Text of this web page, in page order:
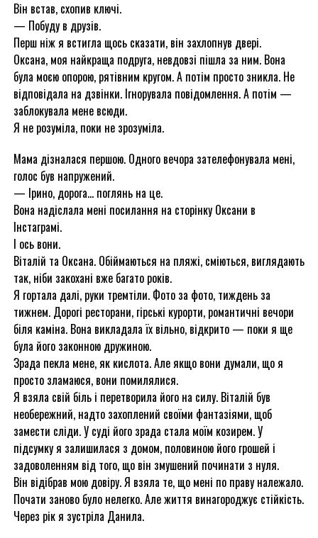
Він встав, схопив ключі.
— Побуду в друзів.
Перш ніж я встигла щось сказати, він захлопнув двері.
Оксана, моя найкраща подруга, невдовзі пішла за ним. Вона
була моєю опорою, рятівним кругом. А потім просто зникла. Не
відповідала на дзвінки. Ігнорувала повідомлення. А потім —
заблокувала мене всюди.
Я не розуміла, поки не зрозуміла.
Мама дізналася першою. Одного вечора зателефонувала мені,
голос був напружений.
— Ірино, дорога… поглянь на це.
Вона надіслала мені посилання на сторінку Оксани в
Інстаграмі.
І ось вони.
Віталій та Оксана. Обіймаються на пляжі, сміються, виглядають
так, ніби закохані вже багато років.
Я гортала далі, руки тремтіли. Фото за фото, тиждень за
тижнем. Дорогі ресторани, гірські курорти, романтичні вечори
біля каміна. Вона викладала їх вільно, відкрито — поки я ще
була його законною дружиною.
Зрада пекла мене, як кислота. Але якщо вони думали, що я
просто зламаюся, вони помилялися.
Я взяла свій біль і перетворила його на силу. Віталій був
необережний, надто захоплений своїми фантазіями, щоб
замести сліди. У суді його зрада стала моїм козирем. У
підсумку я залишилася з домом, половиною його грошей і
задоволенням від того, що він змушений починати з нуля.
Він відібрав мою довіру. Я взяла те, що мені по праву належало.
Почати заново було нелегко. Але життя винагороджує стійкість.
Через рік я зустріла Данила.